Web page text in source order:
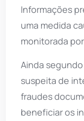
Informações
uma medida
monitorada
Ainda
suspeita de
fraudes
beneficiar os